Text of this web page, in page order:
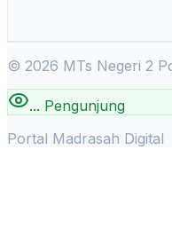
© 2026 MTs Negeri 2
... Pengunjung
Portal Madrasah Digital